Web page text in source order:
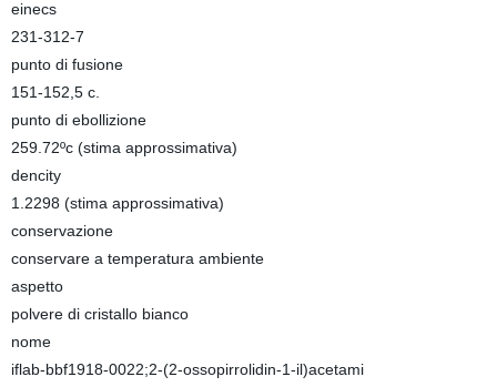
einecs
231-312-7
punto di fusione
151-152,5 c.
punto di ebollizione
259.72ºc (stima approssimativa)
dencity
1.2298 (stima approssimativa)
conservazione
conservare a temperatura ambiente
aspetto
polvere di cristallo bianco
nome
iflab-bbf1918-0022;2-(2-ossopirrolidin-1-il)acetami